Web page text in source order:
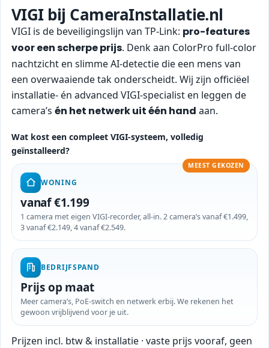
VIGI bij CameraInstallatie.nl
VIGI is de beveiligingslijn van TP-Link: pro-features
voor een scherpe prijs. Denk aan ColorPro full-color
nachtzicht en slimme AI-detectie die een mens van
een overwaaiende tak onderscheidt. Wij zijn officiëel
installatie- én advanced VIGI-specialist en leggen de
camera’s én het netwerk uit één hand aan.
Wat kost een compleet VIGI-systeem, volledig
geïnstalleerd?
MEEST GEKOZEN
WONING
vanaf €1.199
1 camera met eigen VIGI-recorder, all-in. 2 camera’s vanaf €1.499,
3 vanaf €2.149, 4 vanaf €2.549.
BEDRIJFSPAND
Prijs op maat
Meer camera’s, PoE-switch en netwerk erbij. We rekenen het
gewoon vrijblijvend voor je uit.
Prijzen incl. btw & installatie · vaste prijs vooraf, geen